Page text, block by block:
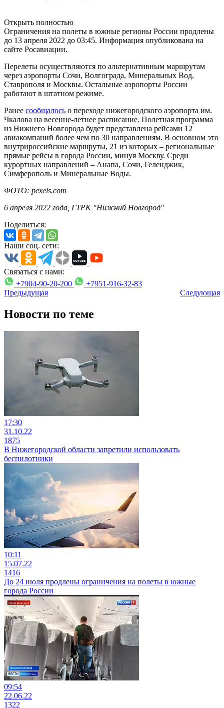
Открыть полностью
Ограничения на полеты в южные регионы России продлены
до 13 апреля 2022 до 03:45. Информация опубликована на
сайте Росавиации.
Перелеты осуществляются по альтернативным маршрутам
через аэропорты Сочи, Волгограда, Минеральных Вод,
Ставрополя и Москвы. Остальные аэропорты России
работают в штатном режиме.
Ранее сообщалось о переходе нижегородского аэропорта им.
Чкалова на весенне-летнее расписание. Полетная программа
из Нижнего Новгорода будет представлена рейсами 12
авиакомпаний более чем по 30 направлениям. В основном это
внутрироссийские маршруты, 21 из которых – региональные
прямые рейсы в города России, минуя Москву. Среди
курортных направлений – Анапа, Сочи, Геленджик,
Симферополь и Минеральные Воды.
ФОТО: pexels.com
6 апреля 2022 года, ГТРК "Нижний Новгород"
Поделиться:
Наши соц. сети:
Связаться с нами:
+7904-90-20-200
+7951-916-32-83
Предыдущая
Следующая
Новости по теме
17:30
31.10.22
1875
В Нижегородской области запретили использовать
беспилотники
10:11
15.07.22
1416
До 24 июля продлены ограничения на полеты в южные
города России
09:54
22.06.22
1322